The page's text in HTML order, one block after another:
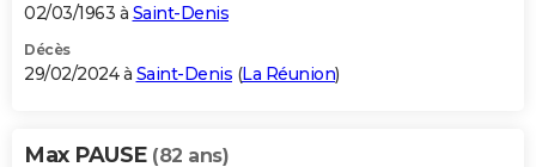
02/03/1963 à Saint-Denis
Décès
29/02/2024 à Saint-Denis (La Réunion)
Max PAUSE (82 ans)